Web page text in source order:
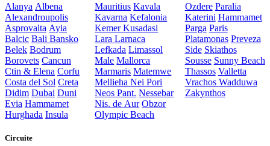
Alanya Albena
Alexandroupolis
Asprovalta Ayia
Balcic Bali Bansko
Belek Bodrum
Borovets Cancun
Ctin & Elena Corfu
Costa del Sol Creta
Didim Dubai Duni
Evia Hammamet
Hurghada Insula
Mauritius Kavala
Kavarna Kefalonia
KemerKusadasi
LaraLarnaca
Lefkada Limassol
Male Mallorca
Marmaris Matemwe
MelliehaNei Pori
Neos Pant. Nessebar
Nis. de Aur Obzor
Olympic Beach
Ozdere Paralia
Katerini Hammamet
Parga Paris
Platamonas Preveza
Side Skiathos
Sousse Sunny Beach
Thassos Valletta
Vrachos Wadduwa
Zakynthos
Circuite